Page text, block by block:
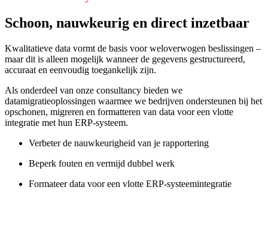
Schoon, nauwkeurig en direct inzetbaar
Kwalitatieve data vormt de basis voor weloverwogen beslissingen –
maar dit is alleen mogelijk wanneer de gegevens gestructureerd,
accuraat en eenvoudig toegankelijk zijn.
Als onderdeel van onze consultancy bieden we
datamigratieoplossingen waarmee we bedrijven ondersteunen bij het
opschonen, migreren en formatteren van data voor een vlotte
integratie met hun ERP-systeem.
Verbeter de nauwkeurigheid van je rapportering
Beperk fouten en vermijd dubbel werk
Formateer data voor een vlotte ERP-systeemintegratie